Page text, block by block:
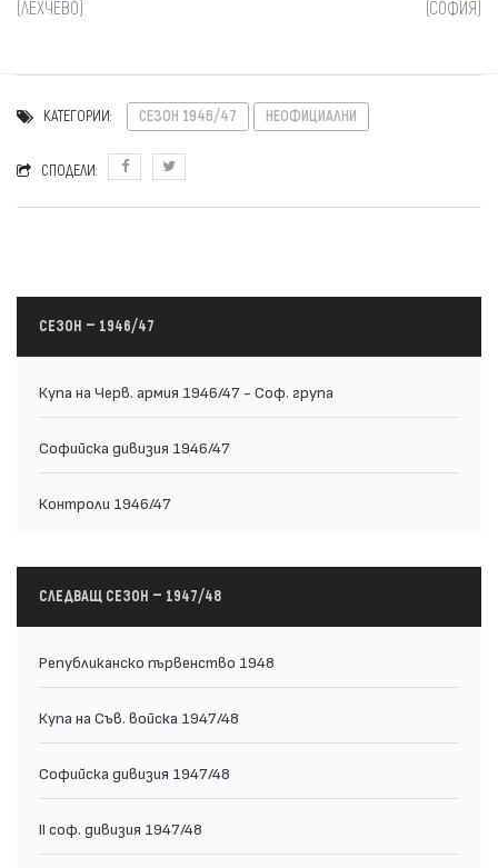
(ЛЕХЧЕВО) (СОФИЯ)
КАТЕГОРИИ: СЕЗОН 1946/47 НЕОФИЦИАЛНИ
СПОДЕЛИ:
СЕЗОН — 1946/47
Купа на Черв. армия 1946/47 - Соф. група
Софийска дивизия 1946/47
Контроли 1946/47
СЛЕДВАЩ СЕЗОН — 1947/48
Републиканско първенство 1948
Купа на Съв. войска 1947/48
Софийска дивизия 1947/48
II соф. дивизия 1947/48